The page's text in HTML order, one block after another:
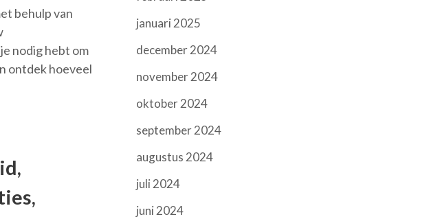
behulp van
nodig hebt om
ontdek hoeveel
januari 2025
december 2024
november 2024
oktober 2024
september 2024
augustus 2024
juli 2024
juni 2024